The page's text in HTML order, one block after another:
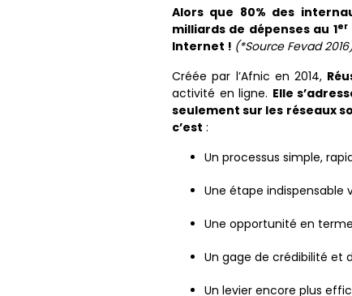
Alors que 80% des
milliards de dépenses au 1er
Internet ! (*Source Fevad
Créée par l’Afnic en 2014,
activité en ligne. Elle
seulement sur les réseaux
c’est :
Un processus simple,
Une étape
Une opportunité en
Un gage de crédibilité et
Un levier encore plus